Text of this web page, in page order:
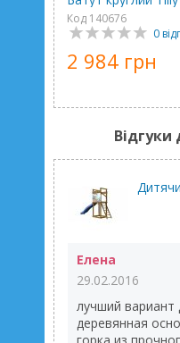
Код 140676
0
2 984 грн
Відгуки
Елена
29.02.2016
лучший вариант
деревянная